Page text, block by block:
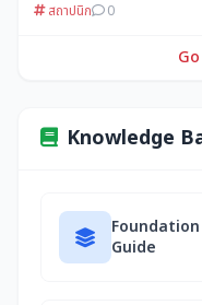
สถาปนิก 0
Knowledge
Foundation
Guide